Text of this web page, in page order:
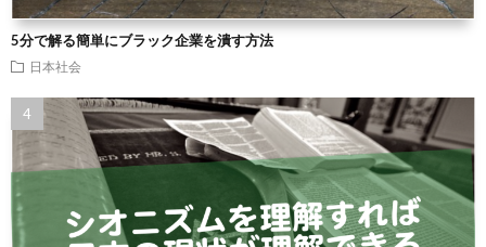
5分で解る簡単にブラック企業を潰す方法
日本社会